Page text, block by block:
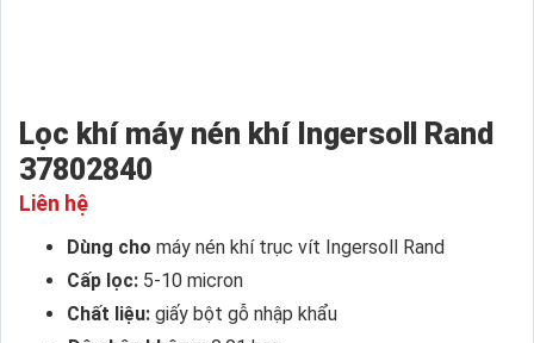
Lọc khí máy nén khí Ingersoll Rand
37802840
Liên hệ
Dùng cho máy nén khí trục vít Ingersoll Rand
Cấp lọc: 5-10 micron
Chất liệu: giấy bột gỗ nhập khẩu